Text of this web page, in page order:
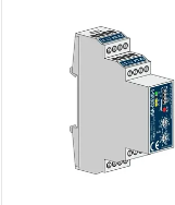
xBus Attuatore Dimmer
10V